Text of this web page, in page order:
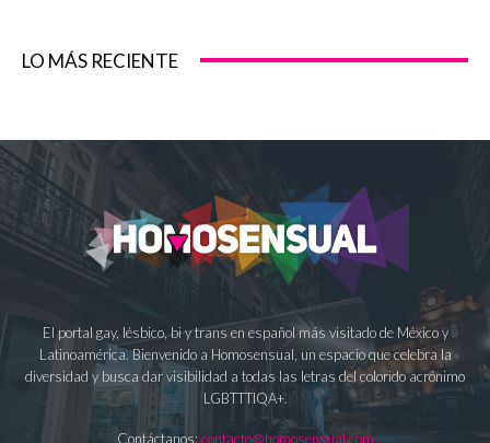
LO MÁS RECIENTE
El portal gay, lésbico, bi y trans en español más visitado de México y
Latinoamérica. Bienvenido a Homosensual, un espacio que celebra la
diversidad y busca dar visibilidad a todas las letras del colorido acrónimo
LGBTTTIQA+.
Contáctanos: contacto@homosensual.com